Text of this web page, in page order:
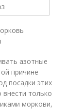
азотные
причине
посадки этих
только
моркови,